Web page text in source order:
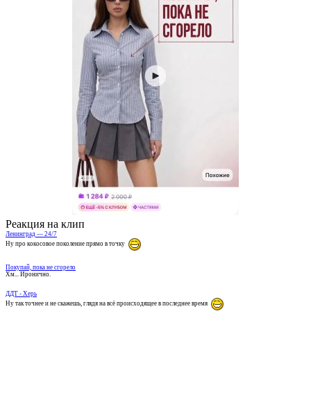
Реакция на клип
Ленинград — 24/7
Ну про кокосовое поколение прямо в точку
Покупай, пока не сгорело
Хм... Иронично.
ДДТ - Херь
Ну так точнее и не скажешь, глядя на всё происходящее в последнее время